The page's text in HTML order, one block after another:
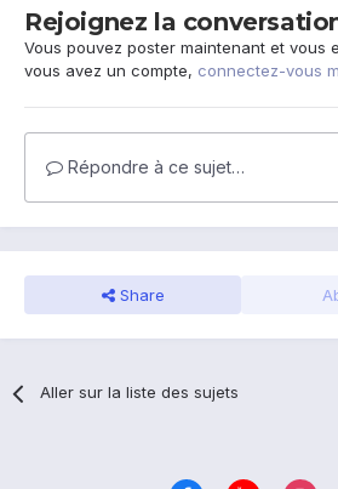
Rejoignez la
Vous pouvez poster maintenant et vous
vous avez un compte, connectez-vous
Répondre à ce sujet…
Share
Aller sur la liste des sujets